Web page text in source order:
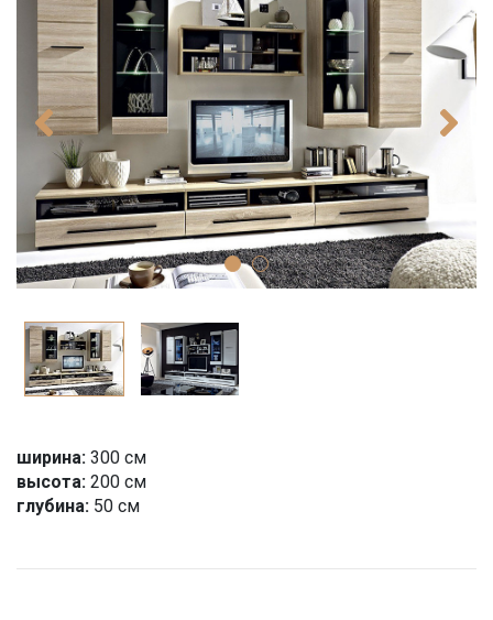
ширина: 300 см
высота: 200 см
глубина: 50 см